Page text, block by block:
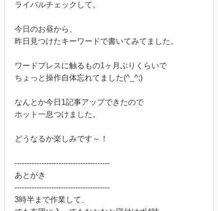
ライバルチェックして。
今日のお昼から、
昨日見つけたキーワードで書いてみてました。
ワードプレスに触るもの1ヶ月ぶりくらいで
ちょっと操作自体忘れてました(^_^;)
なんとか今日1記事アップできたので
ホット一息つけました。
どうなるか楽しみです～！
---------------------------------------
あとがき
---------------------------------------
3時半まで作業して、